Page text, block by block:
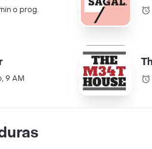
o prog.
9 AM